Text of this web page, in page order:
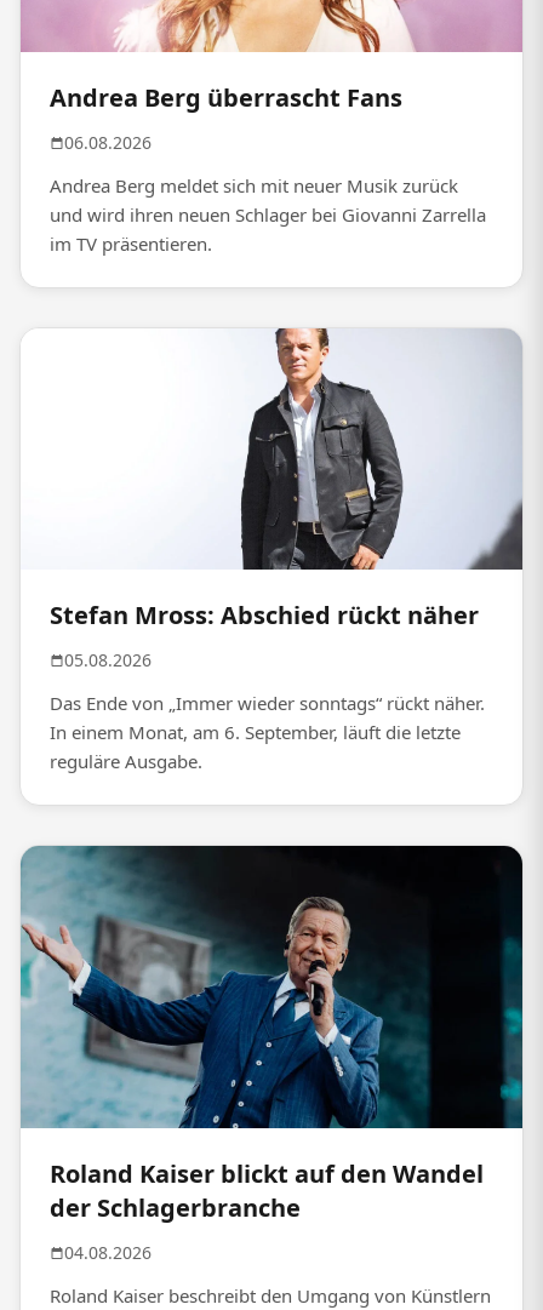
Andrea Berg überrascht Fans
06.08.2026
Andrea Berg meldet sich mit neuer Musik zurück
und wird ihren neuen Schlager bei Giovanni Zarrella
im TV präsentieren.
Stefan Mross: Abschied rückt näher
05.08.2026
Das Ende von „Immer wieder sonntags“ rückt näher.
In einem Monat, am 6. September, läuft die letzte
reguläre Ausgabe.
Roland Kaiser blickt auf den Wandel
der Schlagerbranche
04.08.2026
Roland Kaiser beschreibt den Umgang von Künstlern